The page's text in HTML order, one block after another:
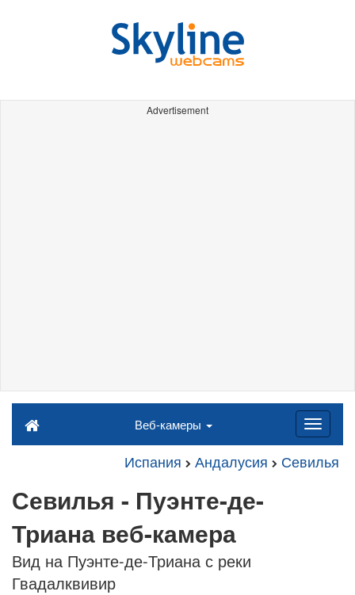
Advertisement
Веб-камеры
Испания Андалусия Севилья
Севилья - Пуэнте-де-
Триана веб-камера
Вид на Пуэнте-де-Триана с реки
Гвадалквивир